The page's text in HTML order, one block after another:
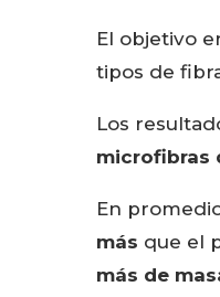
El objetivo
tipos de
Los
microfibras
En
más que el
más de